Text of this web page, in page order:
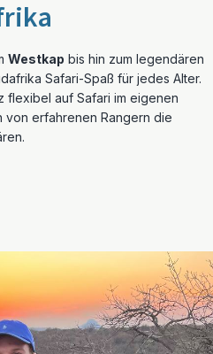
Westkap bis hin zum legendären
Safari-Spaß für jedes Alter.
flexibel auf Safari im eigenen
von erfahrenen Rangern die